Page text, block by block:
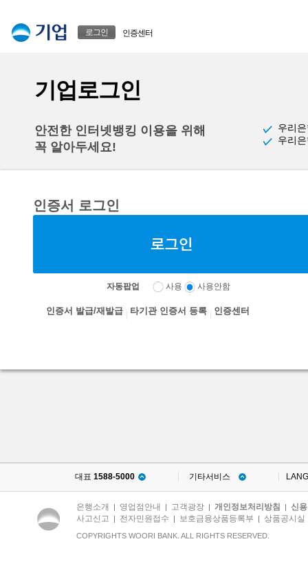
로그인 인증센터
기업로그인
안전한 인터넷뱅킹 이용을 위해
꼭 알아두세요!
우리
우리
인증서 로그인
자동팝업 사용 사용안함
인증서 발급/재발급 타기관 인증서 등록 인증센터
대표 1588-5000 기타서비스
은행소개 | 영업점안내 | 고객광장 | 개인정보처리방침 | 신
사고신고 | 전자민원접수 | 보호금융상품등록부 | 상품공시실
COPYRIGHTS WOORI BANK. ALL RIGHTS RESERVED.